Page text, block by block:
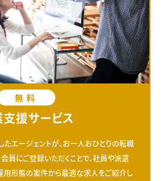
無料
援サービス
たエージェントが、お一人おひとりの転職
員にご登録いただくことで、社員や派遣
用形態の案件から最適な求人をご紹介し